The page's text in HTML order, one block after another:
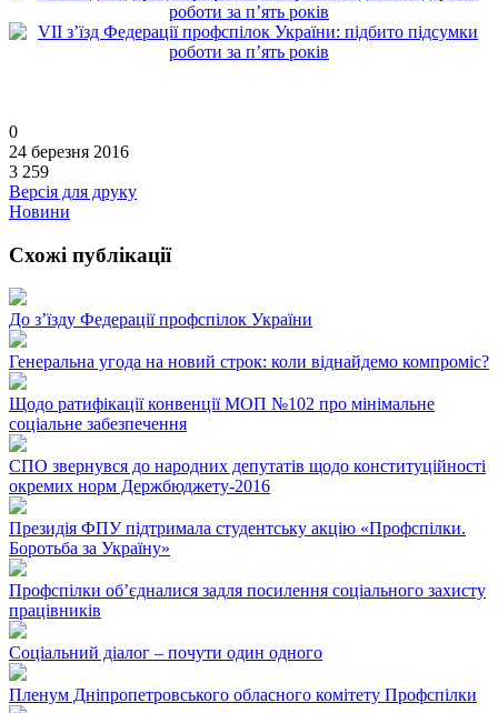
0
24 березня 2016
3 259
Версія для друку
Новини
Схожі публікації
До з’їзду Федерації профспілок України
Генеральна угода на новий строк: коли віднайдемо компроміс?
Щодо ратифікації конвенції МОП №102 про мінімальне
соціальне забезпечення
СПО звернувся до народних депутатів щодо конституційності
окремих норм Держбюджету-2016
Президія ФПУ підтримала студентську акцію «Профспілки.
Боротьба за Україну»
Профспілки об’єдналися задля посилення соціального захисту
працівників
Соціальний діалог – почути один одного
Пленум Дніпропетровського обласного комітету Профспілки